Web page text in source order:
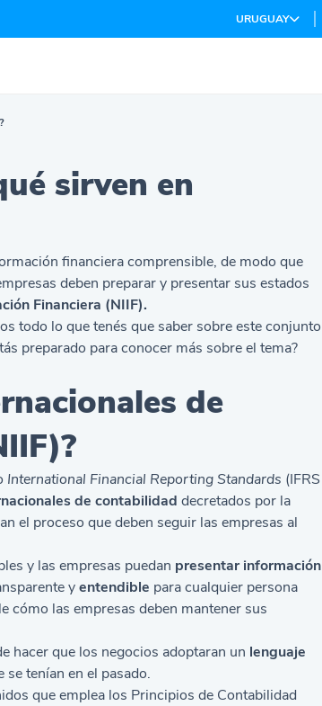
URUGUAY
sirven en
financiera comprensible, de modo que
deben preparar y presentar sus estados
Financiera (NIIF).
todo lo que tenés que saber sobre este conjunto
preparado para conocer más sobre el tema?
de
International Financial Reporting Standards (IFRS
de contabilidad decretados por la
el proceso que deben seguir las empresas al
y las empresas puedan presentar información
yentendible para cualquier persona
cómo las empresas deben mantener sus
hacer que los negocios adoptaran un lenguaje
tenían en el pasado.
que emplea los Principios de Contabilidad